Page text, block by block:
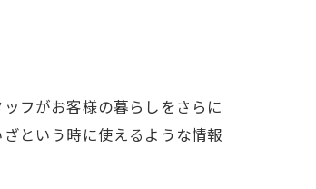
フがお客様の暮らしをさらに
という時に使えるような情報